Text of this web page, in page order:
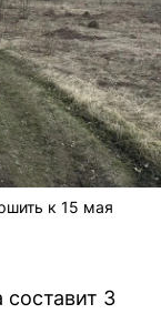
к 15 мая
составит 3